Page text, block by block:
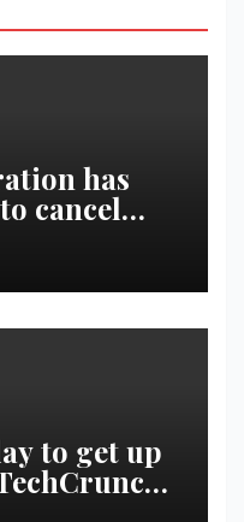
has
cancel
|
to get up
|